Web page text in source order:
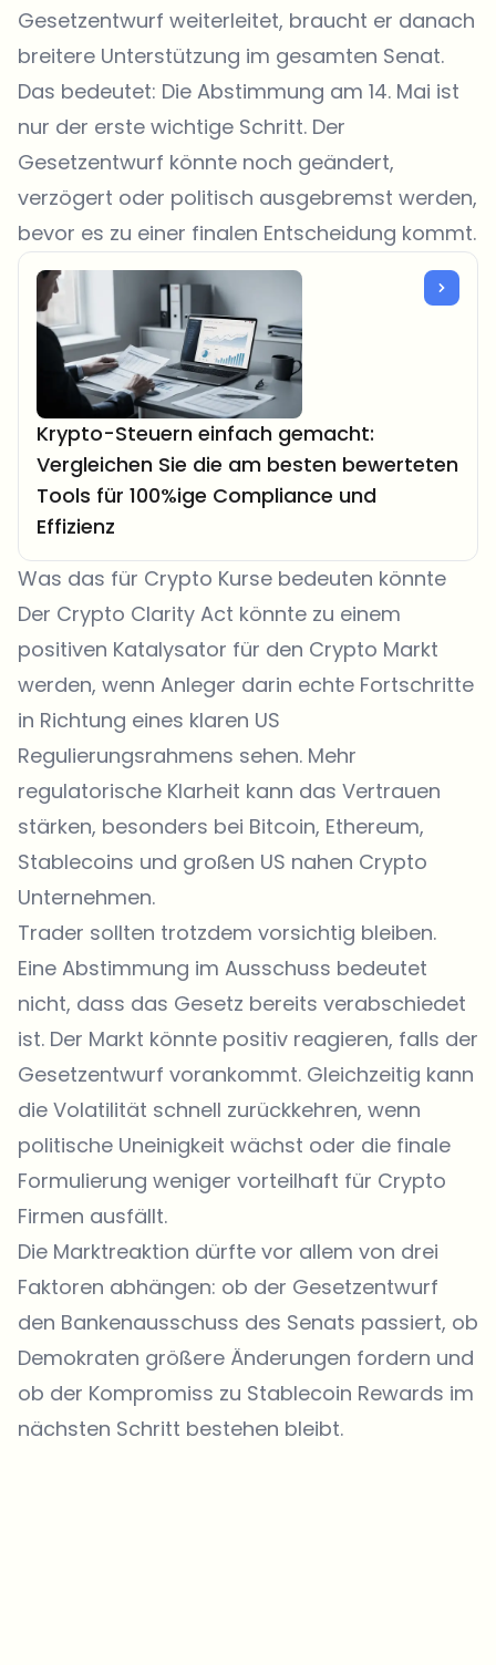
Gesetzentwurf weiterleitet, braucht er danach
breitere Unterstützung im gesamten Senat.
Das bedeutet: Die Abstimmung am 14. Mai ist
nur der erste wichtige Schritt. Der
Gesetzentwurf könnte noch geändert,
verzögert oder politisch ausgebremst werden,
bevor es zu einer finalen Entscheidung kommt.
Krypto-Steuern einfach gemacht:
Vergleichen Sie die am besten bewerteten
Tools für 100%ige Compliance und
Effizienz
Was das für Crypto Kurse bedeuten könnte
Der Crypto Clarity Act könnte zu einem
positiven Katalysator für den Crypto Markt
werden, wenn Anleger darin echte Fortschritte
in Richtung eines klaren US
Regulierungsrahmens sehen. Mehr
regulatorische Klarheit kann das Vertrauen
stärken, besonders bei Bitcoin, Ethereum,
Stablecoins und großen US nahen Crypto
Unternehmen.
Trader sollten trotzdem vorsichtig bleiben.
Eine Abstimmung im Ausschuss bedeutet
nicht, dass das Gesetz bereits verabschiedet
ist. Der Markt könnte positiv reagieren, falls der
Gesetzentwurf vorankommt. Gleichzeitig kann
die Volatilität schnell zurückkehren, wenn
politische Uneinigkeit wächst oder die finale
Formulierung weniger vorteilhaft für Crypto
Firmen ausfällt.
Die Marktreaktion dürfte vor allem von drei
Faktoren abhängen: ob der Gesetzentwurf
den Bankenausschuss des Senats passiert, ob
Demokraten größere Änderungen fordern und
ob der Kompromiss zu Stablecoin Rewards im
nächsten Schritt bestehen bleibt.